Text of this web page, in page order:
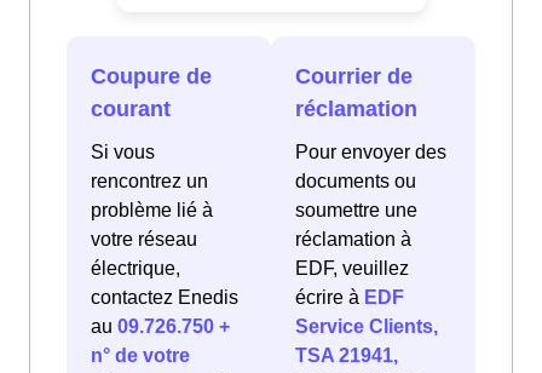
Coupure de
courant
Si vous
rencontrez un
problème lié à
votre réseau
électrique,
contactez Enedis
au 09.726.750 +
n° de votre
Courrier de
réclamation
Pour envoyer des
documents ou
soumettre une
réclamation à
EDF, veuillez
écrire à EDF
Service Clients,
TSA 21941,